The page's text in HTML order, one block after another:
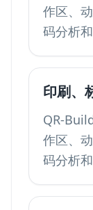
作区、
码分析
印刷、
QR-
作区、
码分析